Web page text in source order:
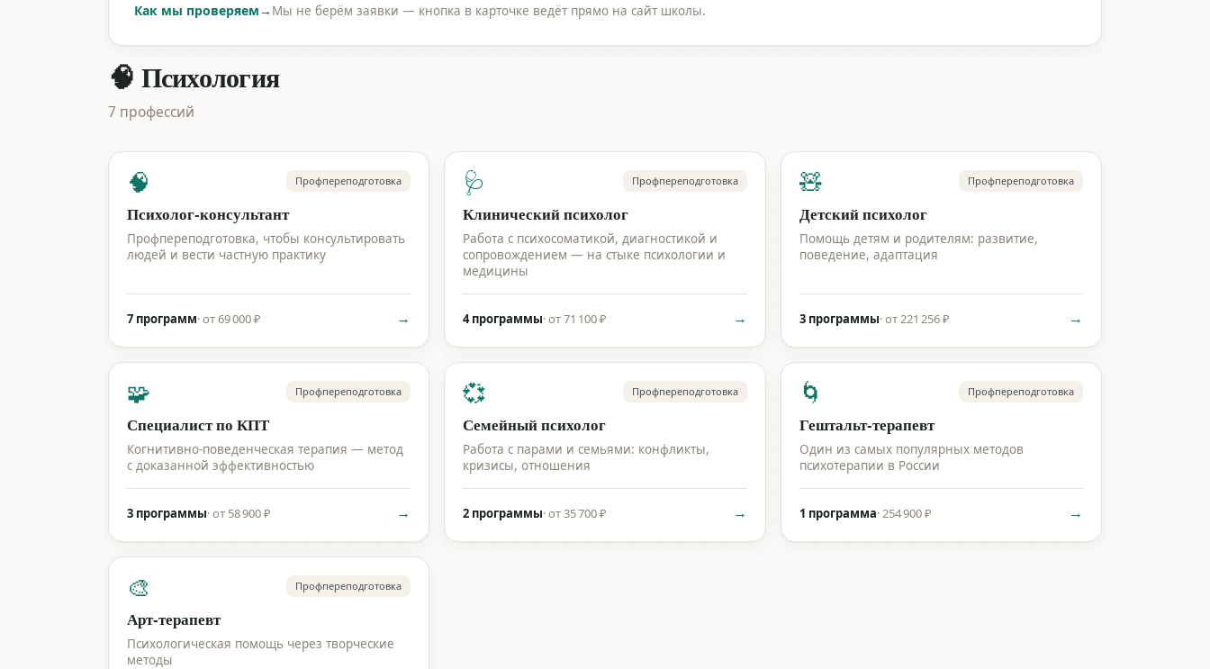
Как мы проверяем→ Мы не берём заявки — кнопка в карточке ведёт прямо на сайт школы.
🧠 Психология
7 профессий
🧠 Профпереподготовка
Психолог-консультант
Профпереподготовка, чтобы консультировать
людей и вести частную практику
7 программ·от 69 000 ₽ →
🩺 Профпереподготовка
Клинический психолог
Работа с психосоматикой, диагностикой и
сопровождением — на стыке психологии и
медицины
4 программы·от 71 100 ₽ →
🧸 Профпереподготовка
Детский психолог
Помощь детям и родителям: развитие,
поведение, адаптация
3 программы·от 221 256 ₽ →
🧩 Профпереподготовка
Специалист по КПТ
Когнитивно-поведенческая терапия — метод
с доказанной эффективностью
3 программы·от 58 900 ₽ →
💞 Профпереподготовка
Семейный психолог
Работа с парами и семьями: конфликты,
кризисы, отношения
2 программы·от 35 700 ₽ →
🌀 Профпереподготовка
Гештальт-терапевт
Один из самых популярных методов
психотерапии в России
1 программа· 254 900 ₽ →
🎨 Профпереподготовка
Арт-терапевт
Психологическая помощь через творческие
методы